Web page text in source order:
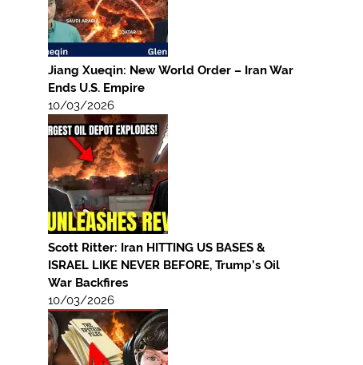
Jiang Xueqin: New World Order – Iran War
Ends U.S. Empire
10/03/2026
Scott Ritter: Iran HITTING US BASES &
ISRAEL LIKE NEVER BEFORE, Trump’s Oil
War Backfires
10/03/2026